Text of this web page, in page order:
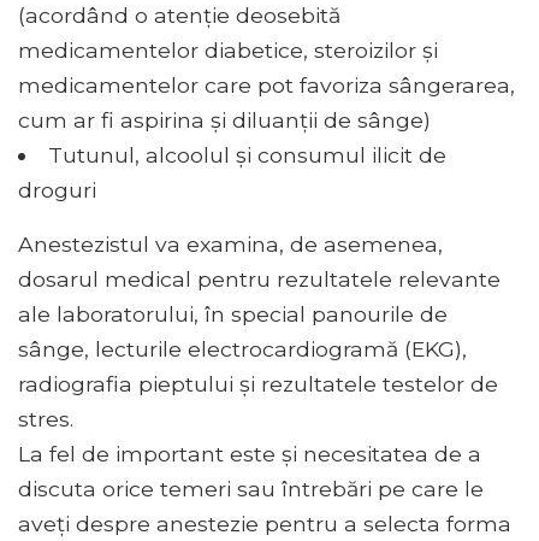
(acordând o atenție deosebită
medicamentelor diabetice, steroizilor și
medicamentelor care pot favoriza sângerarea,
cum ar fi aspirina și diluanții de sânge)
Tutunul, alcoolul și consumul ilicit de
droguri
Anestezistul va examina, de asemenea,
dosarul medical pentru rezultatele relevante
ale laboratorului, în special panourile de
sânge, lecturile electrocardiogramă (EKG),
radiografia pieptului și rezultatele testelor de
stres.
La fel de important este și necesitatea de a
discuta orice temeri sau întrebări pe care le
aveți despre anestezie pentru a selecta forma